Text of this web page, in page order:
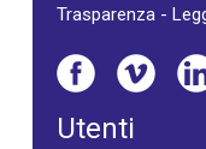
Trasparenza -
Utenti